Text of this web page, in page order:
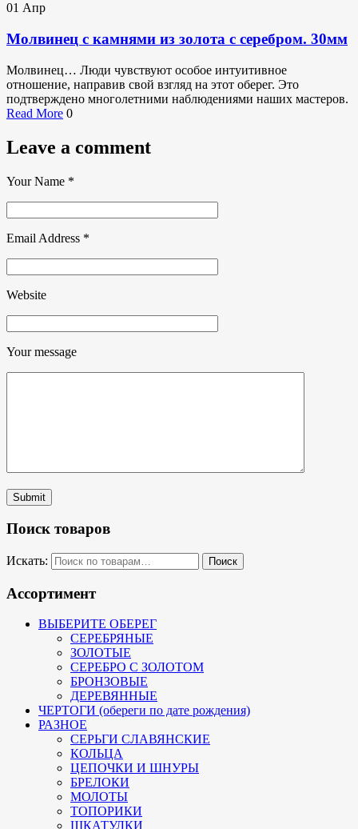
01 Апр
Молвинец с камнями из золота с серебром. 30мм
Молвинец… Люди чувствуют особое интуитивное
отношение, направив свой взгляд на этот оберег. Это
подтверждено многолетними наблюдениями наших мастеров.
Read More 0
Leave a comment
Your Name *
Email Address *
Website
Your message
Submit
Поиск товаров
Искать: Поиск
Ассортимент
ВЫБЕРИТЕ ОБЕРЕГ
СЕРЕБРЯНЫЕ
ЗОЛОТЫЕ
СЕРЕБРО С ЗОЛОТОМ
БРОНЗОВЫЕ
ДЕРЕВЯННЫЕ
ЧЕРТОГИ (обереги по дате рождения)
РАЗНОЕ
СЕРЬГИ СЛАВЯНСКИЕ
КОЛЬЦА
ЦЕПОЧКИ И ШНУРЫ
БРЕЛОКИ
МОЛОТЫ
ТОПОРИКИ
ШКАТУЛКИ